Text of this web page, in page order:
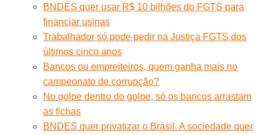
BNDES quer usar R$ 10 bilhões do FGTS para
financiar usinas
Trabalhador só pode pedir na Justiça FGTS dos
últimos cinco anos
Bancos ou empreiteiros, quem ganha mais no
campeonato de corrupção?
No golpe dentro do golpe, só os bancos arrastam
as fichas
BNDES quer privatizar o Brasil. A sociedade quer